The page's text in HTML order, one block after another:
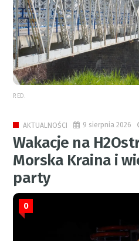
RED.
AKTUALNOŚCI 9 sierpnia 2026
Wakacje na
Morska Kraina i
party
0